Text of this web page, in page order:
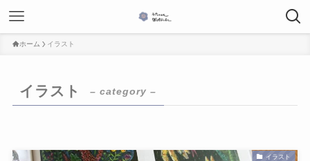
ホーム イラスト
イラスト – category –
イラスト